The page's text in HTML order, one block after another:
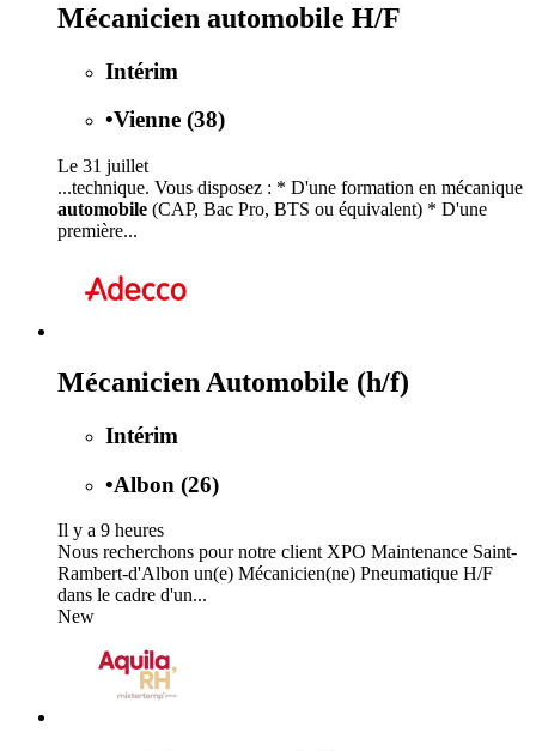
Mécanicien automobile H/F
Intérim
•Vienne (38)
Le 31 juillet
...technique. Vous disposez : * D'une formation en mécanique
automobile (CAP, Bac Pro, BTS ou équivalent) * D'une
première...
Mécanicien Automobile (h/f)
Intérim
•Albon (26)
Il y a 9 heures
Nous recherchons pour notre client XPO Maintenance Saint-
Rambert-d'Albon un(e) Mécanicien(ne) Pneumatique H/F
dans le cadre d'un...
New